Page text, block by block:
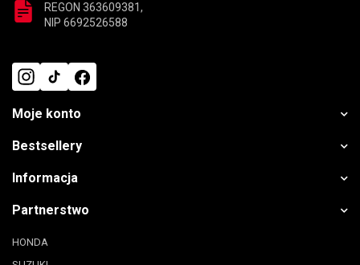
REGON 363609381,
NIP 6692526588
Moje konto
Bestsellery
Informacja
Partnerstwo
HONDA